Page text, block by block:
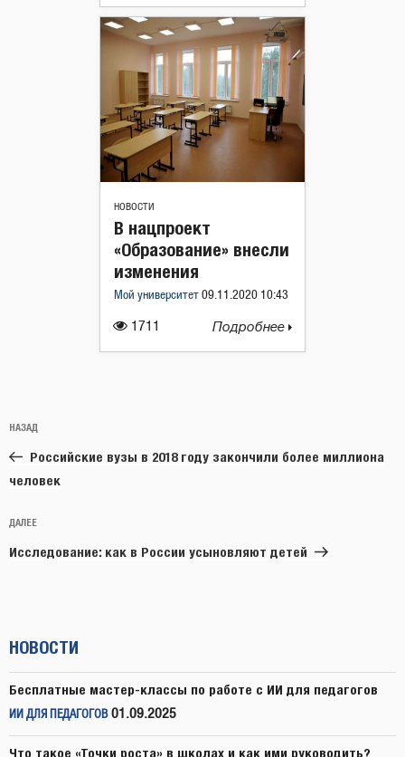
НОВОСТИ
1711
В нацпроект
«Образование» внесли
изменения
Мой университет 09.11.2020 10:43
Подробнее
по
записям
Предыдущая
запись:
НАЗАД
Российские вузы в 2018 году закончили более миллиона
человек
Следующая
запись
ДАЛЕЕ
Исследование: как в России усыновляют детей
НОВОСТИ
Бесплатные мастер-классы по работе с ИИ для педагогов
ИИ ДЛЯ ПЕДАГОГОВ 01.09.2025
Что такое «Точки роста» в школах и как ими руководить?